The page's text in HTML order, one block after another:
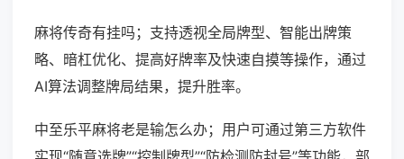
麻将传奇有挂吗；支持透视全局牌型、智能出牌策
略、暗杠优化、提高好牌率及快速自摸等操作，通过
AI算法调整牌局结果，提升胜率。
中至乐平麻将老是输怎么办；用户可通过第三方软件